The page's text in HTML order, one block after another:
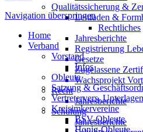
Qualitätssicherung &
Leitfaden &
Rechtliches
Jahresberichte
Registrierung
Gesetze
Zugelassene
Wachsprojekt
Recht
Jahresberichte
Schulung
Jahresberichte
Navigation überspringen
Home
Verband
Vorstand
Infos
Obleute
Satzung &
Vertretervers. Unterlagen
Kreisimkervereine
BSV-Obleute
Honig-Obleute